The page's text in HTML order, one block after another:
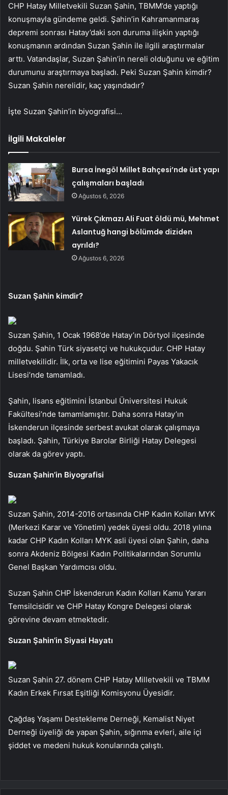
CHP Hatay Milletvekili Suzan Şahin, TBMM’de yaptığı
konuşmayla gündeme geldi. Şahin’in Kahramanmaraş
depremi sonrası Hatay’daki son duruma ilişkin yaptığı
konuşmanın ardından Suzan Şahin ile ilgili araştırmalar
arttı. Vatandaşlar, Suzan Şahin’in nereli olduğunu ve eğitim
durumunu araştırmaya başladı. Peki Suzan Şahin kimdir?
Suzan Şahin nerelidir, kaç yaşındadır?
İşte Suzan Şahin’in biyografisi…
İlgili Makaleler
Bursa İnegöl Millet Bahçesi’nde üst yapı
çalışmaları başladı
Ağustos 6, 2026
Yürek Çıkmazı Ali Fuat öldü mü, Mehmet
Aslantuğ hangi bölümde diziden
ayrıldı?
Ağustos 6, 2026
Suzan Şahin kimdir?
Suzan Şahin, 1 Ocak 1968’de Hatay’ın Dörtyol ilçesinde
doğdu. Şahin Türk siyasetçi ve hukukçudur. CHP Hatay
milletvekilidir. İlk, orta ve lise eğitimini Payas Yakacık
Lisesi’nde tamamladı.
Şahin, lisans eğitimini İstanbul Üniversitesi Hukuk
Fakültesi’nde tamamlamıştır. Daha sonra Hatay’ın
İskenderun ilçesinde serbest avukat olarak çalışmaya
başladı. Şahin, Türkiye Barolar Birliği Hatay Delegesi
olarak da görev yaptı.
Suzan Şahin’in Biyografisi
Suzan Şahin, 2014-2016 ortasında CHP Kadın Kolları MYK
(Merkezi Karar ve Yönetim) yedek üyesi oldu. 2018 yılına
kadar CHP Kadın Kolları MYK asli üyesi olan Şahin, daha
sonra Akdeniz Bölgesi Kadın Politikalarından Sorumlu
Genel Başkan Yardımcısı oldu.
Suzan Şahin CHP İskenderun Kadın Kolları Kamu Yararı
Temsilcisidir ve CHP Hatay Kongre Delegesi olarak
görevine devam etmektedir.
Suzan Şahin’in Siyasi Hayatı
Suzan Şahin 27. dönem CHP Hatay Milletvekili ve TBMM
Kadın Erkek Fırsat Eşitliği Komisyonu Üyesidir.
Çağdaş Yaşamı Destekleme Derneği, Kemalist Niyet
Derneği üyeliği de yapan Şahin, sığınma evleri, aile içi
şiddet ve medeni hukuk konularında çalıştı.